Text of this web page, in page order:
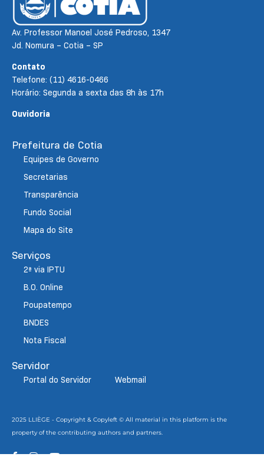
Av. Professor Manoel José Pedroso, 1347
Jd. Nomura – Cotia – SP
Contato
Telefone: (11) 4616-0466
Horário: Segunda a sexta das 8h às 17h
Ouvidoria
Prefeitura de Cotia
Equipes de Governo
Secretarias
Transparência
Fundo Social
Mapa do Site
Serviços
2ª via IPTU
B.O. Online
Poupatempo
BNDES
Nota Fiscal
Servidor
Portal do Servidor Webmail
2025 LLIÈGE - Copyright & Copyleft © All material in this platform is the
property of the contributing authors and partners.